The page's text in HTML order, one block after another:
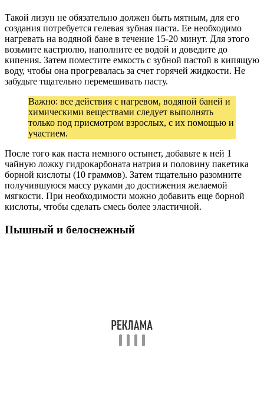
Такой лизун не обязательно должен быть мятным, для его
создания потребуется гелевая зубная паста. Ее необходимо
нагревать на водяной бане в течение 15-20 минут. Для этого
возьмите кастрюлю, наполните ее водой и доведите до
кипения. Затем поместите емкость с зубной пастой в кипящую
воду, чтобы она прогревалась за счет горячей жидкости. Не
забудьте тщательно перемешивать пасту.
Важно: все действия с нагревом, водяной баней и
химическими веществами следует выполнять
только под присмотром взрослых, с их помощью и
участием.
После того как паста немного остынет, добавьте к ней 1
чайную ложку гидрокарбоната натрия и половину пакетика
борной кислоты (10 граммов). Затем тщательно разомните
получившуюся массу руками до достижения желаемой
мягкости. При необходимости можно добавить еще борной
кислоты, чтобы сделать смесь более эластичной.
Пышный и белоснежный